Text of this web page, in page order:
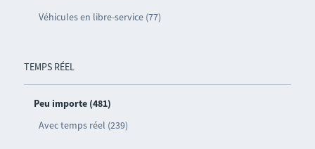
Véhicules en libre-service (77)
TEMPS RÉEL
Peu importe (481)
Avec temps réel (239)